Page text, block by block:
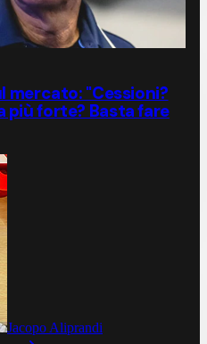
mercato: "Cessioni?
più forte? Basta fare
Jacopo Aliprandi